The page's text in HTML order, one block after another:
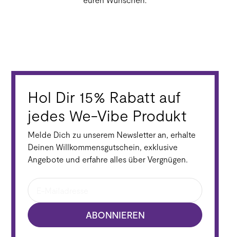
Hol Dir 15% Rabatt auf
jedes We-Vibe Produkt
Melde Dich zu unserem Newsletter an, erhalte
Deinen Willkommensgutschein, exklusive
Angebote und erfahre alles über Vergnügen.
ABONNIEREN